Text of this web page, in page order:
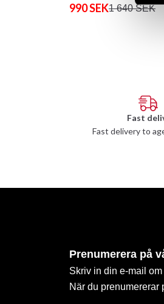
990 SEK1 640 SEK
Fast
Fast delivery to
Prenumerera på
Skriv in din e-mail
När du prenumererar